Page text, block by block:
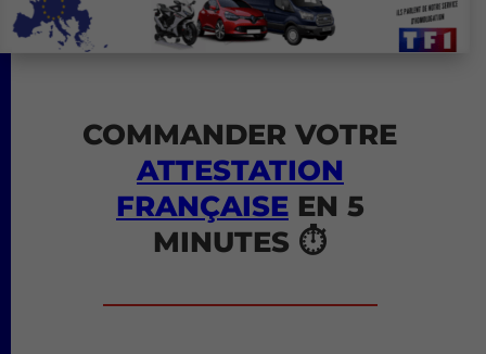
COMMANDER VOTRE
ATTESTATION
FRANÇAISEEN 5
MINUTES ⏱️